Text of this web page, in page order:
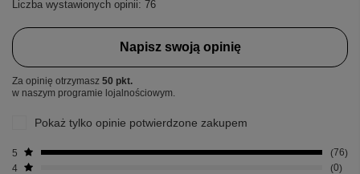
Liczba wystawionych opinii: 76
Napisz swoją opinię
Za opinię otrzymasz 50 pkt.
w naszym programie lojalnościowym.
Pokaż tylko opinie potwierdzone zakupem
5
76
4
0